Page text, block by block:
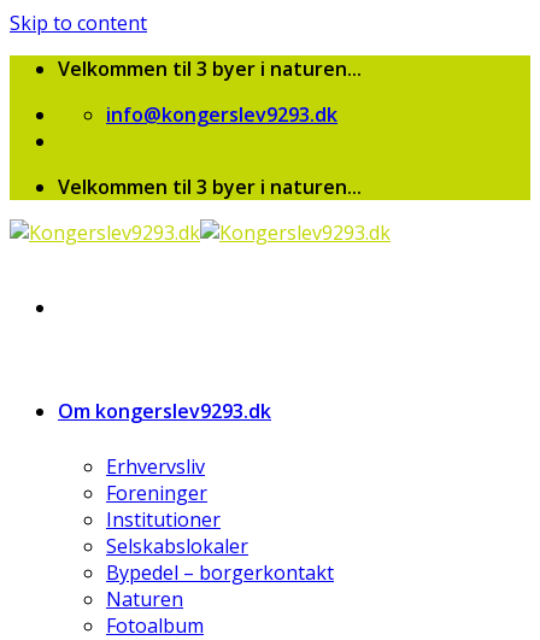
Skip to content
Velkommen til 3 byer i naturen...
info@kongerslev9293.dk
Velkommen til 3 byer i naturen...
Om kongerslev9293.dk
Erhvervsliv
Foreninger
Institutioner
Selskabslokaler
Bypedel – borgerkontakt
Naturen
Fotoalbum